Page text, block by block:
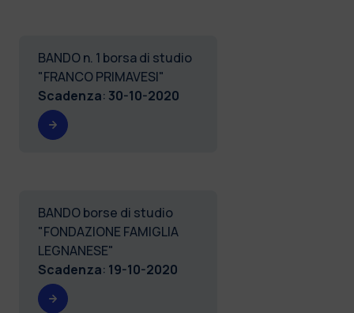
BANDO n. 1 borsa di studio
"FRANCO PRIMAVESI"
Scadenza: 30-10-2020
BANDO borse di studio
"FONDAZIONE FAMIGLIA
LEGNANESE"
Scadenza: 19-10-2020